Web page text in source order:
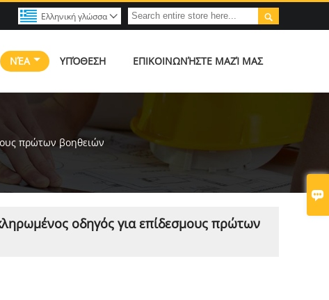


Ελληνική γλώσσα 
ΝΈΑ ΥΠΌΘΕΣΗ ΕΠΙΚΟΙΝΩΝΉΣΤΕ ΜΑΖΊ ΜΑΣ
πρώτων βοηθειών
οδηγός για επίδεσμους πρώτων